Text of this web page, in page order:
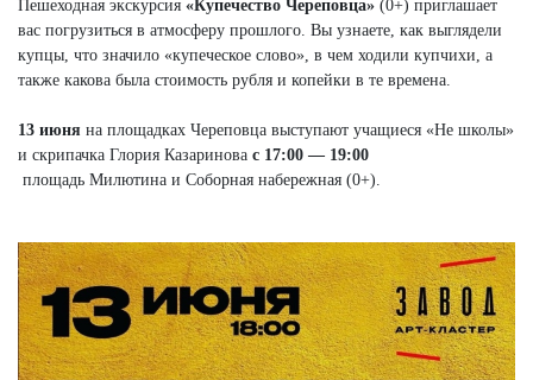
Пешеходная экскурсия «Купечество Череповца» (0+) приглашает
вас погрузиться в атмосферу прошлого. Вы узнаете, как выглядели
купцы, что значило «купеческое слово», в чем ходили купчихи, а
также какова была стоимость рубля и копейки в те времена.
13 июня на площадках Череповца выступают учащиеся «Не школы»
и скрипачка Глория Казаринова с 17:00 — 19:00
площадь Милютина и Соборная набережная (0+).